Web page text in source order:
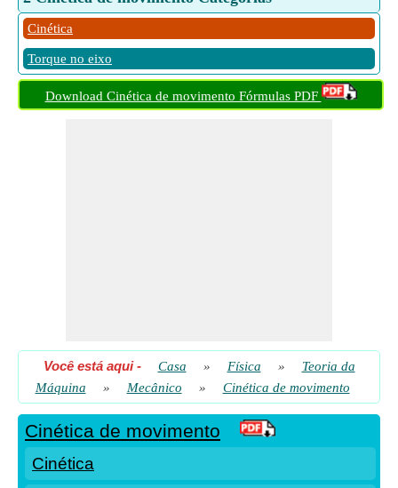
Cinética
Torque no eixo
Download Cinética de movimento Fórmulas PDF
Você está aqui- Casa » Física »
Teoria da
Máquina
» Mecânico » Cinética de movimento
Cinética de movimento
Cinética